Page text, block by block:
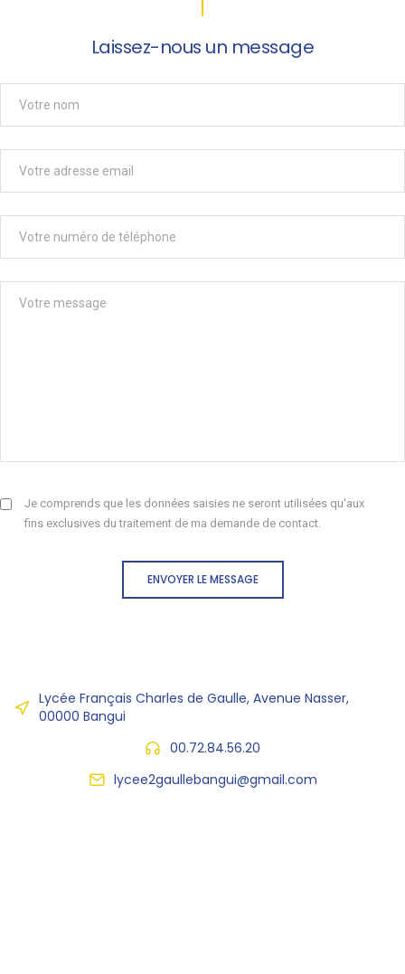
Laissez-nous un message
Je comprends que les données saisies ne seront utilisées qu'aux
fins exclusives du traitement de ma demande de contact.
ENVOYER LE MESSAGE
Lycée Français Charles de Gaulle, Avenue Nasser,
00000 Bangui
00.72.84.56.20
lycee2gaullebangui@gmail.com